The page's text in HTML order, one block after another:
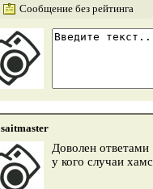
Сообщение без рейтинга
saitmaster
Доволен
у кого случаи